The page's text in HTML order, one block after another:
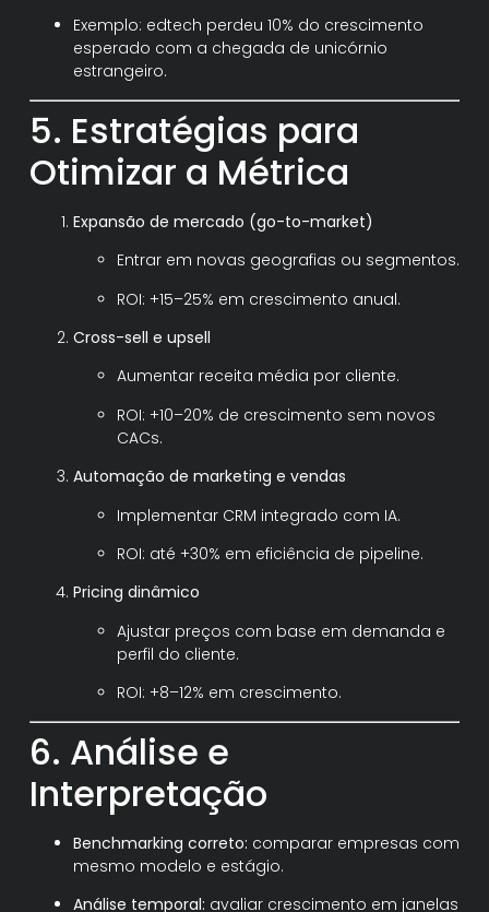
Exemplo: edtech perdeu 10% do crescimento
esperado com a chegada de unicórnio
estrangeiro.
5. Estratégias para
Otimizar a Métrica
Expansão de mercado (go-to-market)
Entrar em novas geografias ou segmentos.
ROI: +15–25% em crescimento anual.
Cross-sell e upsell
Aumentar receita média por cliente.
ROI: +10–20% de crescimento sem novos
CACs.
Automação de marketing e vendas
Implementar CRM integrado com IA.
ROI: até +30% em eficiência de pipeline.
Pricing dinâmico
Ajustar preços com base em demanda e
perfil do cliente.
ROI: +8–12% em crescimento.
6. Análise e
Interpretação
Benchmarking correto: comparar empresas com
mesmo modelo e estágio.
Análise temporal: avaliar crescimento em janelas